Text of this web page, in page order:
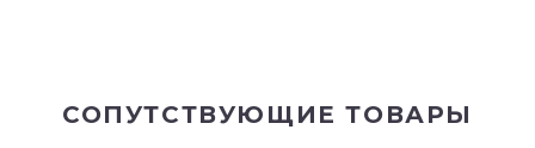
СОПУТСТВУЮЩИЕ ТОВАРЫ